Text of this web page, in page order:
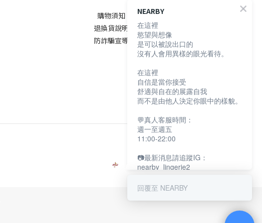
購物須知
退換貨說明
防詐騙宣導
NEARBY
在這裡
慾望與想像
是可以被說出口的
沒有人會用異樣的眼光看待。
在這裡
自信是當你接受
舒適與自在的展露自我
而不是由他人決定你眼中的樣貌。
💬真人客服時間：
週一至週五
11:00-22:00
📷最新消息請追蹤IG：
nearby_lingerie2
回覆至 NEARBY